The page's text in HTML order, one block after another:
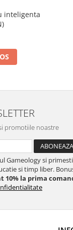
inteligenta
promotiile noastre
Gameology si primesti
si timp liber.
10% la prima